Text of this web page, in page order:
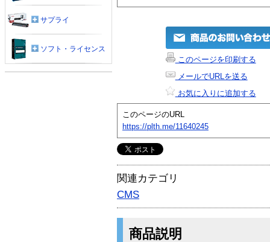
このページを印刷する
メールでURLを送る
お気に入りに追加する
このページのURL
https://plth.me/11640245
関連カテゴリ
CMS
商品説明
サプライ
ソフト・ライセンス